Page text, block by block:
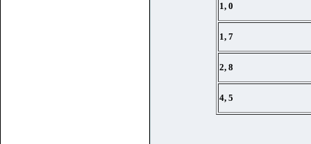
1, 0
1, 7
2, 8
4, 5